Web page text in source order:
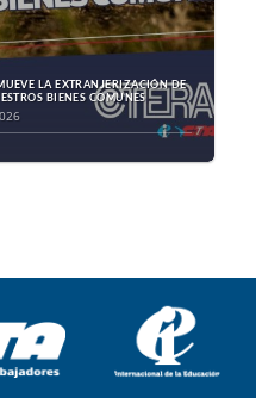
LA EXTRANJERIZACIÓN DE
BIENES COMUNES